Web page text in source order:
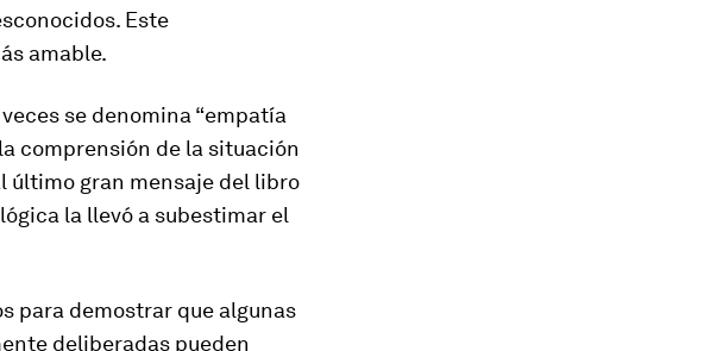
Este
amable.
se denomina “empatía
comprensión de la situación
último gran mensaje del libro
la llevó a subestimar el
para demostrar que algunas
deliberadas pueden